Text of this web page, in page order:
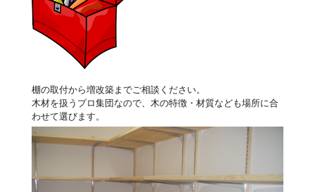
棚の取付から増改築までご相談ください。
木材を扱うプロ集団なので、木の特徴・材質なども場所に合
わせて選びます。